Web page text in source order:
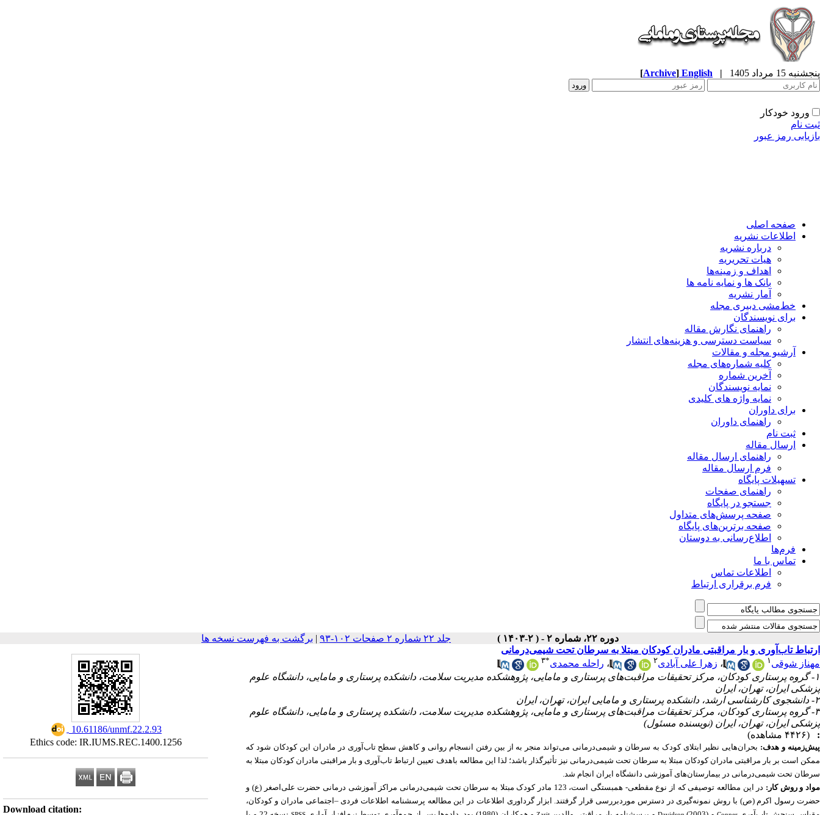
پنجشنبه 15 مرداد 1405 |
English
[Archive]
ورود خودکار
ثبت نام
بازیابی رمز عبور
صفحه اصلی
اطلاعات نشریه
درباره نشریه
هیات تحریریه
اهداف و زمینه‌ها
بانک ها و نمایه نامه ها
آمار نشریه
خط‌مشی دبیری مجله
برای نویسندگان
راهنمای نگارش مقاله
سیاست دسترسی و هزینه‌های انتشار
آرشیو مجله و مقالات
کلیه شماره‌های مجله
آخرین شماره
نمایه نویسندگان
نمایه واژه های کلیدی
برای داوران
راهنمای داوران
ثبت نام
ارسال مقاله
راهنمای ارسال مقاله
فرم ارسال مقاله
تسهیلات پایگاه
راهنمای صفحات
جستجو در پایگاه
صفحه پرسش‌های متداول
صفحه برترین‌های پایگاه
اطلاع‌رسانی به دوستان
فرم‌ها
تماس با ما
اطلاعات تماس
فرم برقراری ارتباط
دوره ۲۲، شماره ۲ - ( ۲-۱۴۰۳ ) جلد ۲۲ شماره ۲ صفحات ۱۰۲-۹۳ | برگشت به فهرست نسخه ها
‎ 10.61186/unmf.22.2.93
Ethics code: IR.IUMS.REC.1400.1256
Download citation:
ارتباط تاب‌آوری و بار مراقبتی مادران کودکان مبتلا به سرطان تحت شیمی‌درمانی
مهناز شوقی ۱ ، زهرا علی آبادی۲ ، راحله محمدی*۳
۱- گروه پرستاری کودکان، مرکز تحقیقات مراقبت‌های پرستاری و مامایی، پژوهشکده مدیریت سلامت، دانشکده پرستاری و مامایی، دانشگاه علوم
پزشکی ایران، تهران، ایران
۲- دانشجوی کارشناسی ارشد، دانشکده پرستاری و مامایی ایران، تهران، ایران
۳- گروه پرستاری کودکان، مرکز تحقیقات مراقبت‌های پرستاری و مامایی، پژوهشکده مدیریت سلامت، دانشکده پرستاری و مامایی، دانشگاه علوم
پزشکی ایران، تهران، ایران (نویسنده مسئول)
:
(۴۴۲۶ مشاهده)
پیش‌زمینه و هدف: بحران‌هایی نظیر ابتلای کودک به سرطان و شیمی‌درمانی می‌تواند منجر به از بین رفتن انسجام روانی و کاهش سطح تاب‌آوری در مادران این کودکان شود که
ممکن است بر بار مراقبتی مادران کودکان مبتلا به سرطان تحت شیمی‌درمانی نیز تأثیرگذار باشد؛ لذا این مطالعه باهدف تعیین ارتباط تاب‌آوری و بار مراقبتی مادران کودکان مبتلا به
سرطان تحت شیمی‌درمانی در بیمارستان‌های آموزشی دانشگاه ایران انجام شد.
مواد و روش کار:
در این مطالعه توصیفی که از نوع مقطعی- همبستگی است، 123 مادر کودک مبتلا به سرطان تحت شیمی‌درمانی مراکز آموزشی درمانی حضرت علی‌اصغر (ع) و
حضرت رسول اکرم (ص) با روش نمونه‌گیری در دسترس موردبررسی قرار گرفتند. ابزار گرداوری اطلاعات در این مطالعه پرسشنامه اطلاعات فردی –اجتماعی مادران و کودکان،